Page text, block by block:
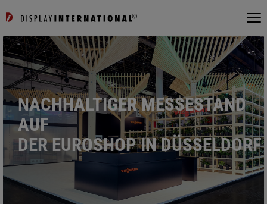
NACHHALTIGER MESSESTAND
AUF
DER EUROSHOP IN DÜSSELDORF